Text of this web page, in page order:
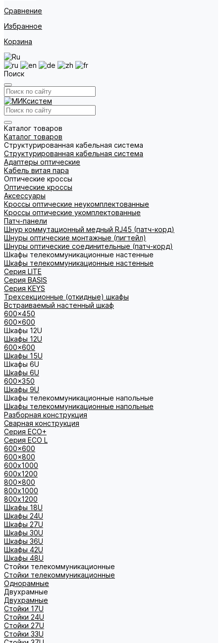
Сравнение
Избранное
Корзина
Поиск
Каталог товаров
Каталог товаров
Структурированная кабельная система
Структурированная кабельная система
Адаптеры оптические
Кабель витая пара
Оптические кроссы
Оптические кроссы
Аксессуары
Кроссы оптические неукомплектованные
Кроссы оптические укомплектованные
Патч-панели
Шнур коммутационный медный RJ45 (патч-корд)
Шнуры оптические монтажные (пигтейл)
Шнуры оптические соединительные (патч-корд)
Шкафы телекоммуникационные настенные
Шкафы телекоммуникационные настенные
Cерия LITE
Cерия BASIS
Cерия KEYS
Трехсекционные (откидные) шкафы
Встраиваемый настенный шкаф
600x450
600x600
Шкафы 12U
Шкафы 12U
600x600
Шкафы 15U
Шкафы 6U
Шкафы 6U
600x350
Шкафы 9U
Шкафы телекоммуникационные напольные
Шкафы телекоммуникационные напольные
Разборная конструкция
Сварная конструкция
Серия ECO+
Серия ECO L
600x600
600x800
600х1000
600х1200
800x800
800х1000
800х1200
Шкафы 18U
Шкафы 24U
Шкафы 27U
Шкафы 30U
Шкафы 36U
Шкафы 42U
Шкафы 48U
Стойки телекоммуникационные
Стойки телекоммуникационные
Однорамные
Двухрамные
Двухрамные
Стойки 17U
Стойки 24U
Стойки 27U
Стойки 33U